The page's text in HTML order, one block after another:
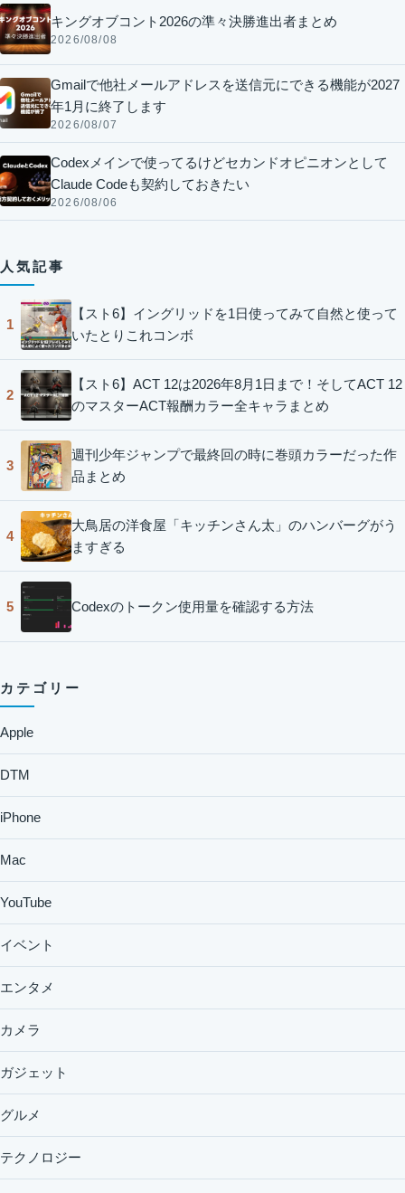
キングオブコント2026の準々決勝進出者まとめ
2026/08/08
Gmailで他社メールアドレスを送信元にできる機能が2027
年1月に終了します
2026/08/07
Codexメインで使ってるけどセカンドオピニオンとして
Claude Codeも契約しておきたい
2026/08/06
人気記事
1
【スト6】イングリッドを1日使ってみて自然と使って
いたとりこれコンボ
2
【スト6】ACT 12は2026年8月1日まで！そしてACT 12
のマスターACT報酬カラー全キャラまとめ
3
週刊少年ジャンプで最終回の時に巻頭カラーだった作
品まとめ
4
大鳥居の洋食屋「キッチンさん太」のハンバーグがう
ますぎる
5 Codexのトークン使用量を確認する方法
カテゴリー
Apple
DTM
iPhone
Mac
YouTube
イベント
エンタメ
カメラ
ガジェット
グルメ
テクノロジー